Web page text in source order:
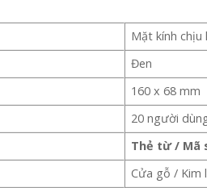
Mặt kính chịu
Đen
160 x 68 mm
20 người
Thẻ từ / Mã
Cửa gỗ / Kim